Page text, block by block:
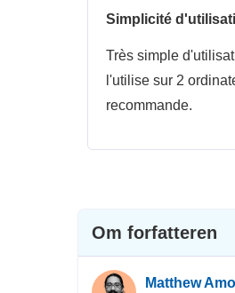
Simplicité
Très simple
l'utilise sur 2
recommande.
Om forfatteren
Matthew